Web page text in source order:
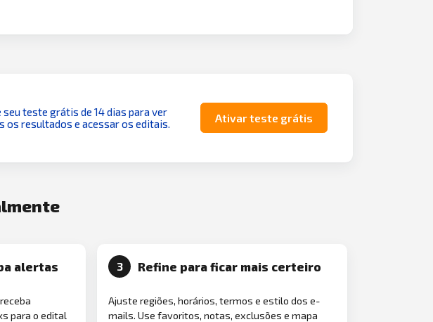
seu teste grátis de 14 dias para ver
os resultados e acessar os editais.
Ativar teste grátis
alertas
para o edital
3 Refine para ficar mais certeiro
Ajuste regiões, horários, termos e estilo dos e-
mails. Use favoritos, notas, exclusões e mapa